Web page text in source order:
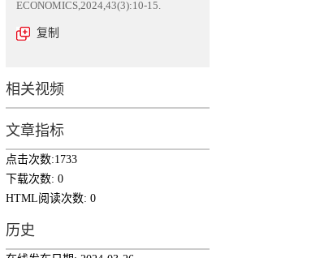
ECONOMICS,2024,43(3):10-15.
复制
相关视频
文章指标
点击次数:1733
下载次数: 0
HTML阅读次数: 0
历史